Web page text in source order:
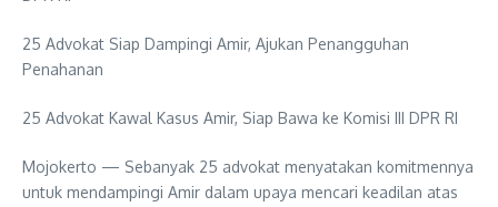
25 Advokat Siap Dampingi Amir, Ajukan Penangguhan
Penahanan
25 Advokat Kawal Kasus Amir, Siap Bawa ke Komisi III DPR RI
Mojokerto — Sebanyak 25 advokat menyatakan komitmennya
untuk mendampingi Amir dalam upaya mencari keadilan atas